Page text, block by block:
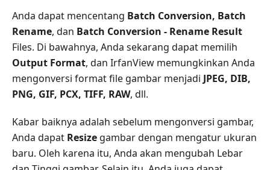
Anda dapat mencentang Batch Conversion, Batch
Rename, dan Batch Conversion - Rename Result
Files. Di bawahnya, Anda sekarang dapat memilih
Output Format, dan IrfanView memungkinkan Anda
mengonversi format file gambar menjadi JPEG, DIB,
PNG, GIF, PCX, TIFF, RAW, dll.
Kabar baiknya adalah sebelum mengonversi gambar,
Anda dapat Resize gambar dengan mengatur ukuran
baru. Oleh karena itu, Anda akan mengubah Lebar